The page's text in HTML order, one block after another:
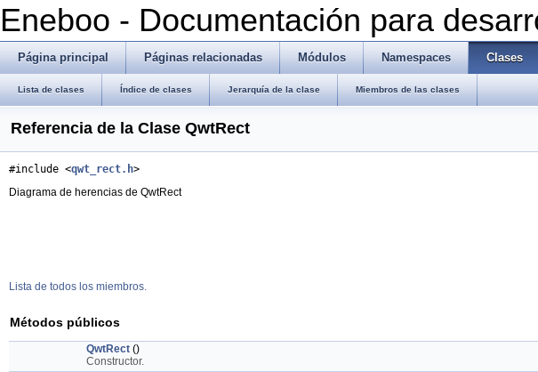
Eneboo - Documentación para
Página principal Páginas relacionadas Módulos Namespaces Clases
Lista de clases Índice de clases Jerarquía de la clase Miembros de las clases
Referencia de la Clase QwtRect
#include <qwt_rect.h>
Diagrama de herencias de QwtRect
Lista de todos los miembros.
Métodos públicos
QwtRect ()
Constructor.